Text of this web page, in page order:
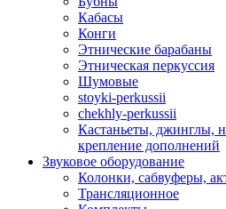
Кабасы
Конги
Этнические барабаны
Этническая перкуссия
Шумовые
stoyki-perkussii
chekhly-perkussii
Кастаньеты, джинглы,
крепление дополнений
Звуковое оборудование
Колонки, сабвуферы,
Трансляционное